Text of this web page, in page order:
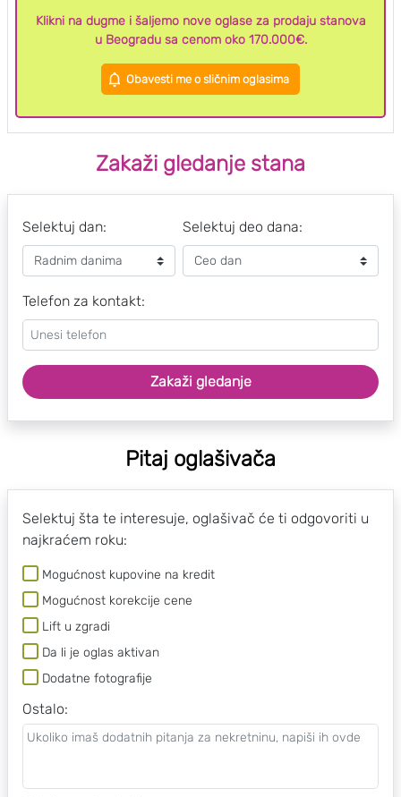
Klikni na dugme i šaljemo nove oglase za prodaju stanova
u Beogradu sa cenom oko 170.000€.
Obavesti me o sličnim oglasima
Zakaži gledanje stana
Selektuj dan: Selektuj deo dana:
Telefon za kontakt:
Zakaži gledanje
Pitaj oglašivača
Selektuj šta te interesuje, oglašivač će ti odgovoriti u
najkraćem roku:
Mogućnost kupovine na kredit
Mogućnost korekcije cene
Lift u zgradi
Da li je oglas aktivan
Dodatne fotografije
Ostalo: